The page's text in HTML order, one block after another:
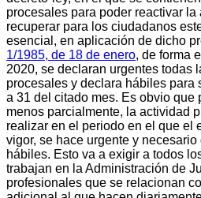
procesales para poder reactivar
recuperar para los ciudadanos
esencial, en aplicación de dicho
1/1985, de 18 de enero, de forma
2020, se declaran urgentes todas
procesales y declara hábiles para
a 31 del citado mes. Es obvio que
menos parcialmente, la actividad
realizar en el periodo en el que el
vigor, se hace urgente y
hábiles. Esto va a exigir a todos
trabajan en la Administración de
profesionales que se relacionan